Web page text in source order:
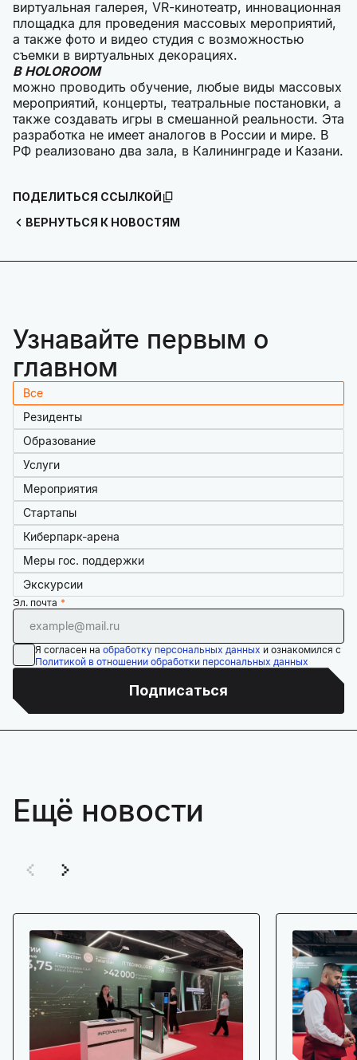
виртуальная галерея, VR-кинотеатр, инновационная
площадка для проведения массовых мероприятий,
а также фото и видео студия с возможностью
съемки в виртуальных декорациях.
В HOLOROOM
можно проводить обучение, любые виды массовых
мероприятий, концерты, театральные постановки, а
также создавать игры в смешанной реальности. Эта
разработка не имеет аналогов в России и мире. В
РФ реализовано два зала, в Калининграде и Казани.
ВЕРНУТЬСЯ К НОВОСТЯМ
ПОДЕЛИТЬСЯ ССЫЛКОЙ
Узнавайте первым о
главном
Все
Резиденты
Образование
Услуги
Мероприятия
Стартапы
Киберпарк-арена
Меры гос. поддержки
Экскурсии
Эл. почта
Я согласен на обработку персональных данных и ознакомился с
Политикой в отношении обработки персональных данных
Подписаться
Ещё новости